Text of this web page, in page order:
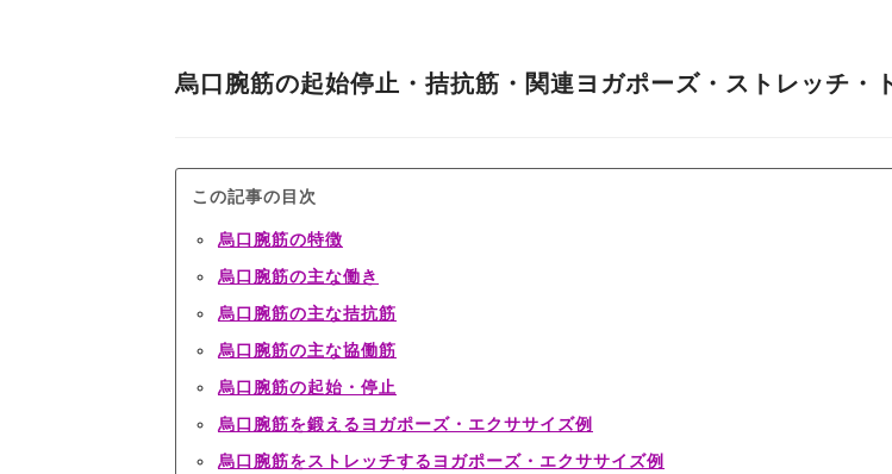
烏口腕筋の起始停止・拮抗筋・関連ヨガポーズ・ストレッチ・
この記事の目次
烏口腕筋の特徴
烏口腕筋の主な働き
烏口腕筋の主な拮抗筋
烏口腕筋の主な協働筋
烏口腕筋の起始・停止
烏口腕筋を鍛えるヨガポーズ・エクササイズ例
烏口腕筋をストレッチするヨガポーズ・エクササイズ例